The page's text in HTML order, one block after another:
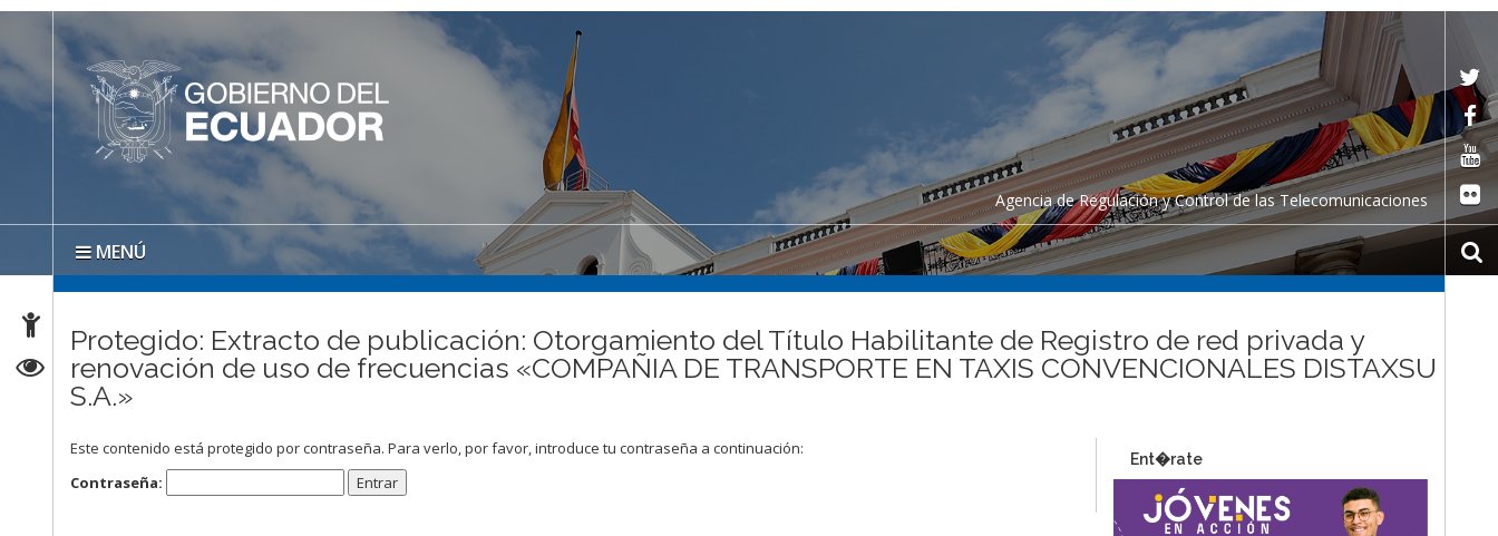
Agencia de Regulación y Control de las Telecomunicaciones
MENÚ
Protegido: Extracto de publicación: Otorgamiento del Título Habilitante de Registro de red privada y
renovación de uso de frecuencias «COMPAÑIA DE TRANSPORTE EN TAXIS CONVENCIONALES DISTAXSU
S.A.»
Este contenido está protegido por contraseña. Para verlo, por favor, introduce tu contraseña a continuación:
Contraseña:
Ent�rate